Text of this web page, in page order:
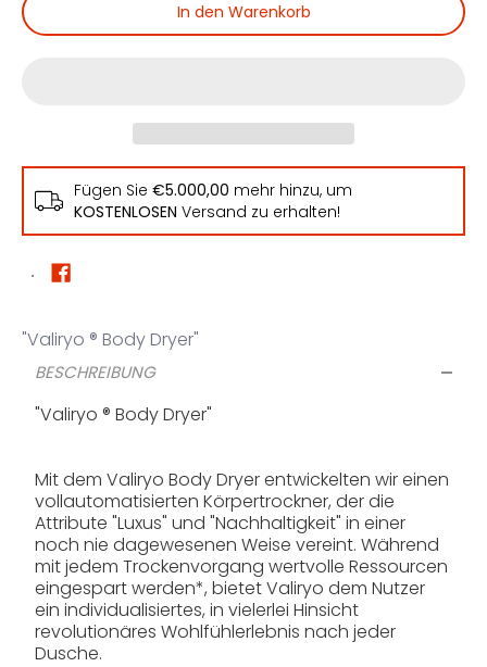
In den Warenkorb
Fügen Sie €5.000,00 mehr hinzu, um
KOSTENLOSEN Versand zu erhalten!
"Valiryo ® Body Dryer"
BESCHREIBUNG
"Valiryo ® Body Dryer"
Mit dem Valiryo Body Dryer entwickelten wir einen
vollautomatisierten Körpertrockner, der die
Attribute "Luxus" und "Nachhaltigkeit" in einer
noch nie dagewesenen Weise vereint. Während
mit jedem Trockenvorgang wertvolle Ressourcen
eingespart werden*, bietet Valiryo dem Nutzer
ein individualisiertes, in vielerlei Hinsicht
revolutionäres Wohlfühlerlebnis nach jeder
Dusche.